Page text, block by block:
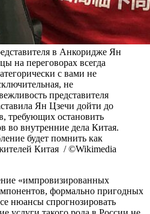
в Анкоридже Ян
на переговорах всегда
с вами не
не
представителя
Ян Цзечи дойти до
требующих остановить
во внутренние дела Китая.
будет помнить как
Китая / ©Wikimedia
«импровизированных
формально пригодных
нюансы спрогнозировать